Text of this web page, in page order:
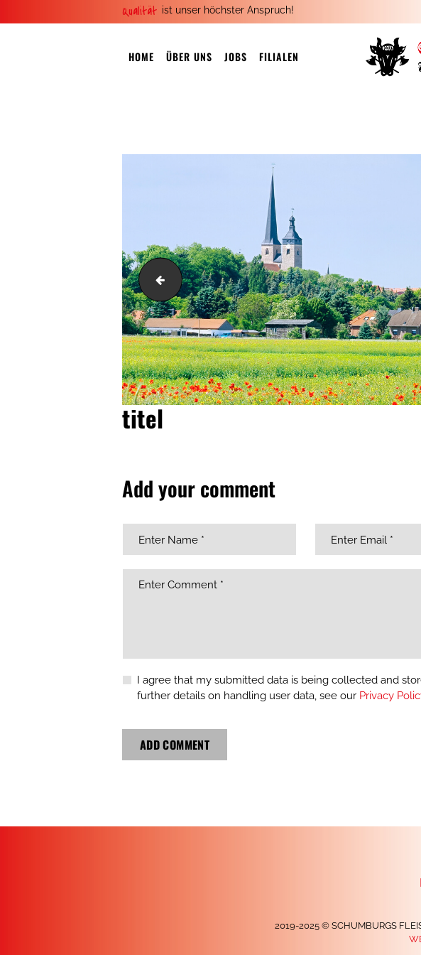
Qualität ist unser höchster Anspruch!
HOME ÜBER UNS JOBS FILIALEN
HOME
ÜBER
JOBS
header
titel
Add your comment
I agree that my submitted data is being collected and
further details on handling user data, see our Privacy
2019-2025 © SCHUMBURGS